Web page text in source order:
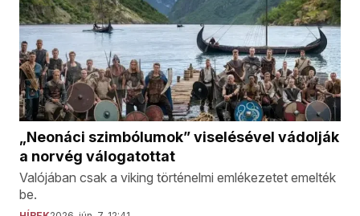
„Neonáci szimbólumok” viselésével vádolják
a norvég válogatottat
Valójában csak a viking történelmi emlékezetet emelték
be.